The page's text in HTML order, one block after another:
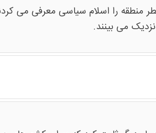
منطقه را اسلام سیاسی معرفی می
می بینند.